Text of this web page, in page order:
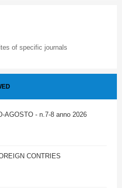
of specific journals
AGOSTO - n.7-8 anno 2026
CONTRIES